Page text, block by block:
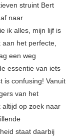
struint Bert
naar
ik alles, mijn lijf is
het perfecte,
een weg
essentie van iets
is confusing! Vanuit
van het
altijd op zoek naar
staat daarbij